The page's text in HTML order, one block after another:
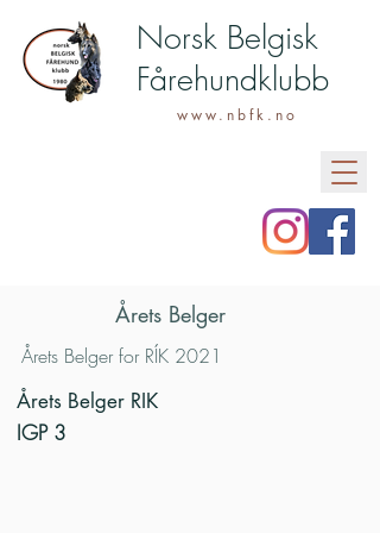
Norsk Belgisk
Fårehundklubb
www.nbfk.no
Årets Belger
Årets Belger for RÍK 2021
Årets Belger RIK
IGP 3